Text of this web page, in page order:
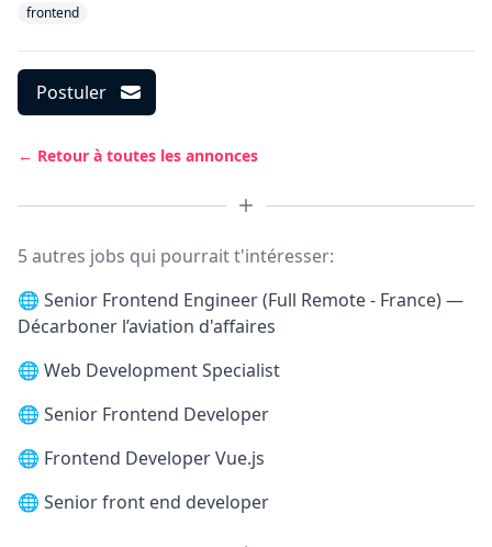
frontend
Postuler
← Retour à toutes les annonces
5 autres jobs qui pourrait t'intéresser:
🌐 Senior Frontend Engineer (Full Remote - France) —
Décarboner l’aviation d'affaires
🌐 Web Development Specialist
🌐 Senior Frontend Developer
🌐 Frontend Developer Vue.js
🌐 Senior front end developer